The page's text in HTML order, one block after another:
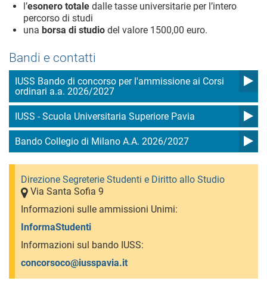
l’esonero totale dalle tasse universitarie per l’intero
percorso di studi
una borsa di studio del valore 1500,00 euro.
Bandi e contatti
IUSS Bando di concorso per l'ammissione ai Corsi
ordinari a.a. 2026/2027
IUSS - Scuola Universitaria Superiore Pavia
Bando Collegio di Milano A.A. 2026/2027
Direzione Segreterie Studenti e Diritto allo Studio
Via Santa Sofia 9
Informazioni sulle ammissioni Unimi:
InformaStudenti
Informazioni sul bando IUSS:
concorsoco@iusspavia.it